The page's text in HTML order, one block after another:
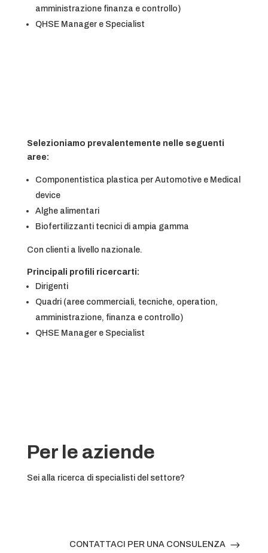
amministrazione finanza e controllo)
QHSE Manager e Specialist
Selezioniamo prevalentemente nelle seguenti
aree:
Componentistica plastica per Automotive e Medical
device
Alghe alimentari
Biofertilizzanti tecnici di ampia gamma
Con clienti a livello nazionale.
Principali profili ricercarti:
Dirigenti
Quadri (aree commerciali, tecniche, operation,
amministrazione, finanza e controllo)
QHSE Manager e Specialist
Per le aziende
Sei alla ricerca di specialisti del settore?
CONTATTACI PER UNA CONSULENZA $